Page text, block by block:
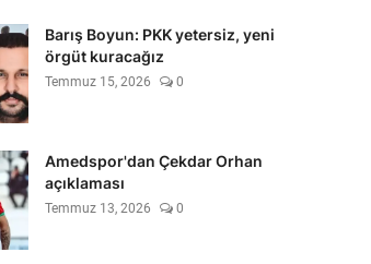
Barış Boyun: PKK yetersiz, yeni
örgüt kuracağız
Temmuz 15, 2026 0
Amedspor'dan Çekdar Orhan
açıklaması
Temmuz 13, 2026 0